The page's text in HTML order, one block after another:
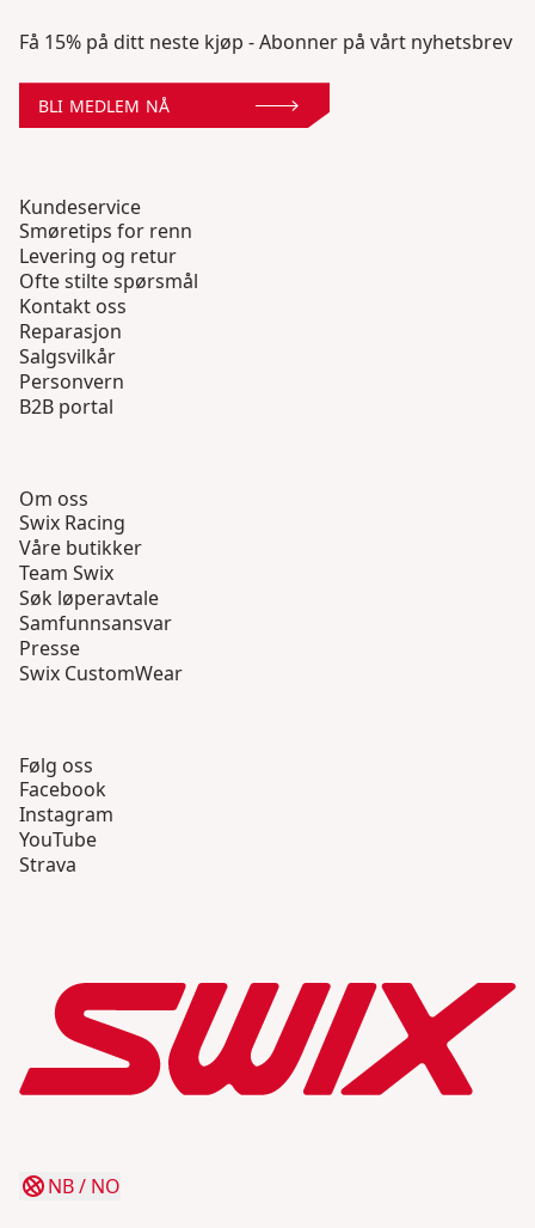
Få 15% på ditt neste kjøp - Abonner på vårt nyhetsbrev
BLI MEDLEM NÅ
Kundeservice
Smøretips for renn
Levering og retur
Ofte stilte spørsmål
Kontakt oss
Reparasjon
Salgsvilkår
Personvern
B2B portal
Om oss
Swix Racing
Våre butikker
Team Swix
Søk løperavtale
Samfunnsansvar
Presse
Swix CustomWear
Følg oss
Facebook
Instagram
YouTube
Strava
NB/ NO